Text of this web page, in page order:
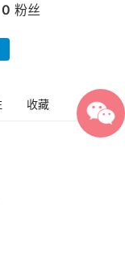
0 粉丝
收藏